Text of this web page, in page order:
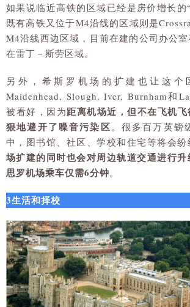
如果说临近高铁的区域已经是房价增长的
既有高铁又位于M4沿线的区域则是
M4沿线西边区域，目前在建的公司办公
在雷丁－斯劳区域。
另外，希斯罗机场的扩建也让这个
Maidenhead, Slough, Iver, Burnham和
被看好，因为距离机场近，但不在飞机
狠地避开了噪音污染区 。很多百万英镑
中，图书馆、社区、学校和住宅等将会纷
场扩建的同时也会对周边轨道交通进行
思罗机场乘车仅需6分钟。
3生活和择校